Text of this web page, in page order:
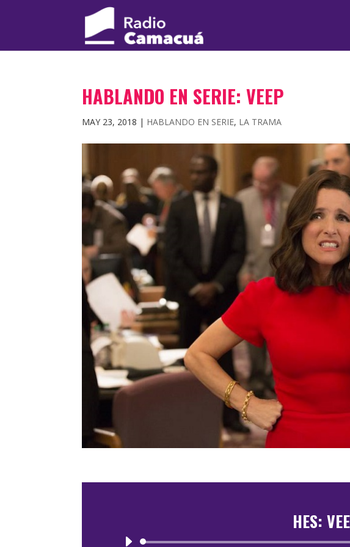
HABLANDO EN SERIE: VEEP
MAY 23, 2018 | HABLANDO EN SERIE, LA TRAMA
HES: